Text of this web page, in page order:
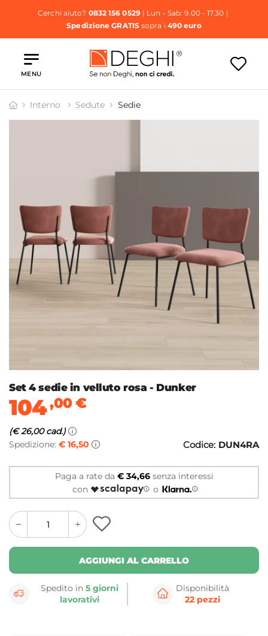
Cerchi aiuto? 0832 156 0529| Lun - Sab: 9.00 - 17.30 |
Spedizione GRATISsopra i 490 euro
MENU
Interno Sedute Sedie
Set 4 sedie in velluto rosa - Dunker
104,00€
(€ 26,00 cad.)
Spedizione: € 16,50 Codice: DUN4RA
Paga a rate da € 34,66senza interessi
con
o
quantity
button
quantity
minus
button
AGGIUNGI AL CARRELLO
Spedito in5 giorni
lavorativi
Disponibilità
22 pezzi